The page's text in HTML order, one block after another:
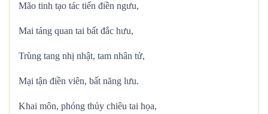
Mão tinh tạo tác tiến điền ngưu,
Mai táng quan tai bất đắc hưu,
Trùng tang nhị nhật, tam nhân tử,
Mại tận điền viên, bất năng lưu.
Khai môn, phóng thủy chiêu tai họa,